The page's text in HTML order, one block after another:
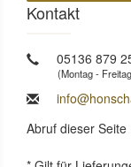
Kontakt
05136 879
(Montag -
Abruf dieser